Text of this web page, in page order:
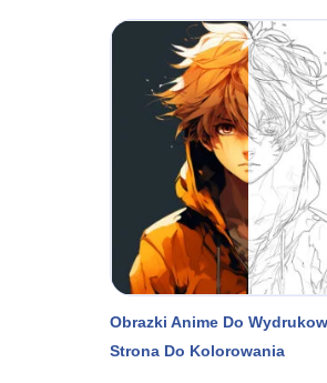
Obrazki Anime Do
Strona Do Kolorowania